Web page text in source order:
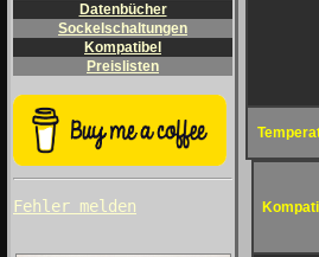
Datenbücher
Sockelschaltungen
Kompatibel
Preislisten
Fehler melden